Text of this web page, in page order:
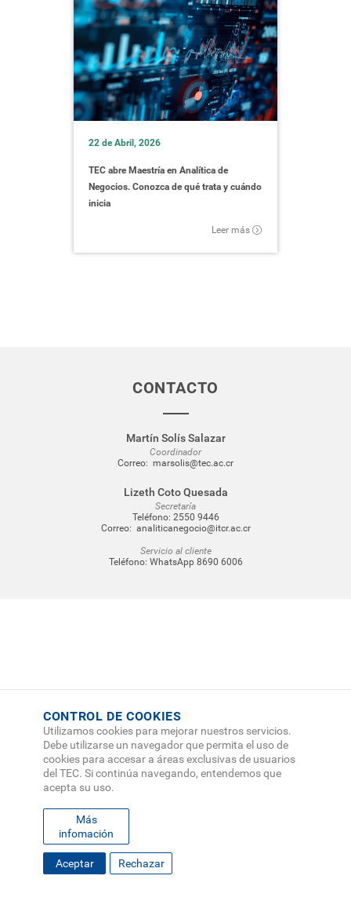
22 de Abril, 2026
TEC abre Maestría en Analítica de
Negocios. Conozca de qué trata y cuándo
inicia
Leer más
CONTACTO
Martín Solís Salazar
Coordinador
Correo: marsolis@tec.ac.cr
Lizeth Coto Quesada
Secretaría
Teléfono: 2550 9446
Correo: analiticanegocio@itcr.ac.cr
Servicio al cliente
Teléfono: WhatsApp 8690 6006
SOLICITA INFORMACIÓN
CONTROL DE COOKIES
Utilizamos cookies para mejorar nuestros servicios.
Debe utilizarse un navegador que permita el uso de
cookies para accesar a áreas exclusivas de usuarios
del TEC. Si continúa navegando, entendemos que
acepta su uso.
Más
infomación
Aceptar Rechazar